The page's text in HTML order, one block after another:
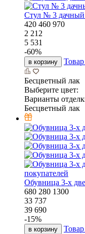
Стул № 3 дачный
420 460 970
2 212
5 531
-60%
в корзину
Бесцветный лак
Выберите цвет:
Варианты
Бесцветный лак
покупателей
Обувница 3-х
680 280 1300
33 737
39 690
-15%
в корзину